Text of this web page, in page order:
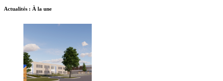
Actualités : À la une